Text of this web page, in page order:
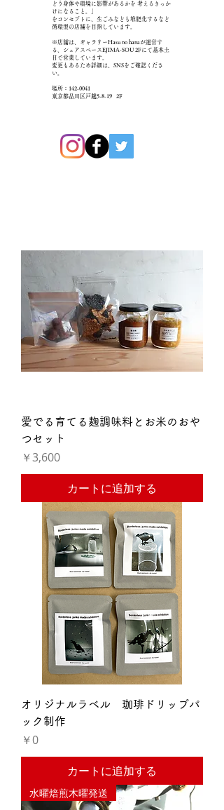
どう身体や環境に影響があるかを 考えるきっか
けになること。」
をコンセプトに、生ごみなども堆肥化するなど
循環型の店舗を目指しています。
​※ 店舗は、ギャラリーHasu no hanaが運営す
る、シェアスペースEJIMA-SOU 2Fにて基本土
日で営業しています。
変更もあるため詳細は、SNSをご確認くださ
い。
場所：142-0041
東京都品川区戸越5-8-19 2F
愛でる育てる麹調味料とお米のおや
つセット
価格
￥3,600
カートに追加する
オリジナルラベル 珈琲ドリップパ
ック制作
価格
￥0
カートに追加する
水曜焙煎木曜発送